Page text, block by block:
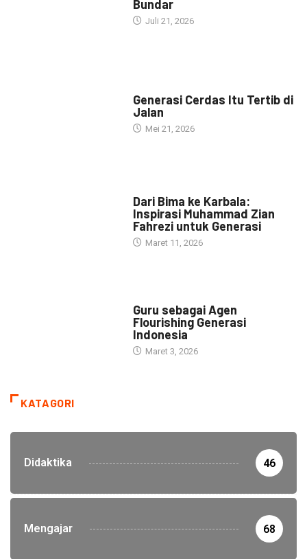
Bundar
Juli 21, 2026
Generasi Cerdas Itu Tertib di
Jalan
Mei 21, 2026
Dari Bima ke Karbala:
Inspirasi Muhammad Zian
Fahrezi untuk Generasi
Maret 11, 2026
Guru sebagai Agen
Flourishing Generasi
Indonesia
Maret 3, 2026
KATAGORI
Didaktika 46
Mengajar 68